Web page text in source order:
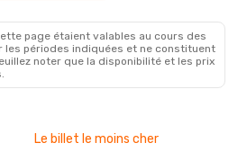
page étaient valables au cours des
les périodes indiquées et ne constituent
noter que la disponibilité et les prix
Le billet le moins cher